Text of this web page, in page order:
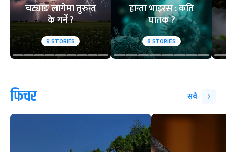
चट्याङ लागेमा तुरुन्त
के गर्ने ?
9 STORIES
हान्ता भाइरस : कति
घातक ?
8 STORIES
फिचर सबै